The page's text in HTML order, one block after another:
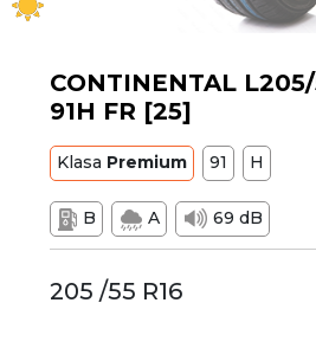
CONTINENTAL
91H FR [25]
Klasa Premium 91 H
B A 69 dB
205 /55 R16